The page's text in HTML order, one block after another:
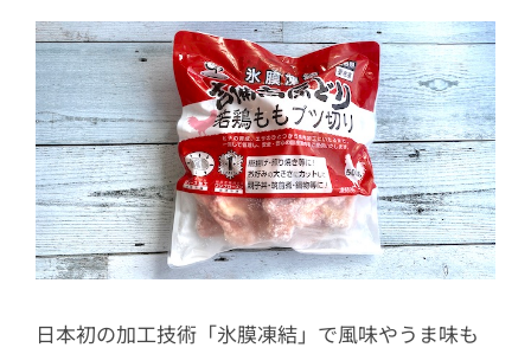
日本初の加工技術「氷膜凍結」で風味やうま味も